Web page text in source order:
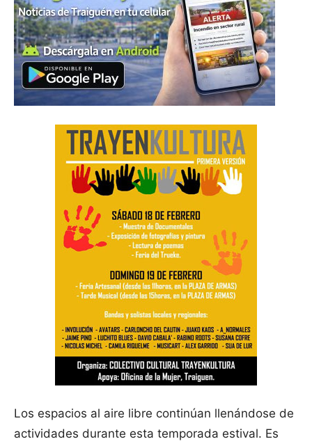
Los espacios al aire libre continúan llenándose de
actividades durante esta temporada estival. Es